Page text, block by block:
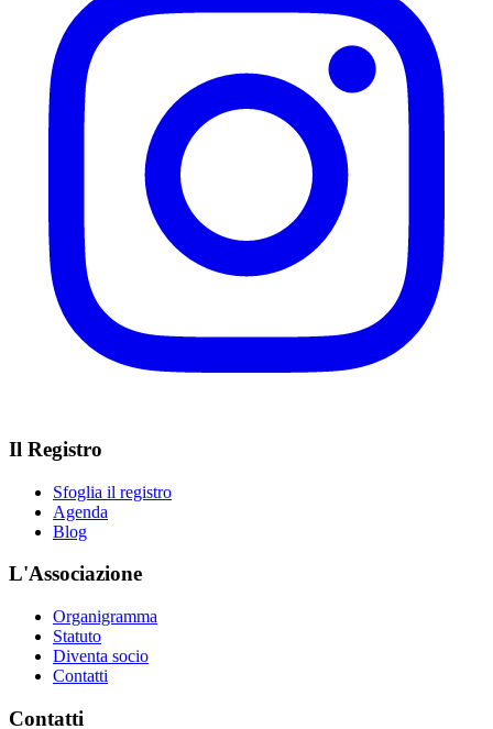
Il Registro
Sfoglia il registro
Agenda
Blog
L'Associazione
Organigramma
Statuto
Diventa socio
Contatti
Contatti